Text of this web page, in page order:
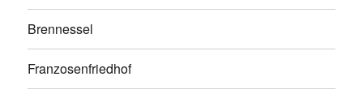
Brennessel
Franzosenfriedhof